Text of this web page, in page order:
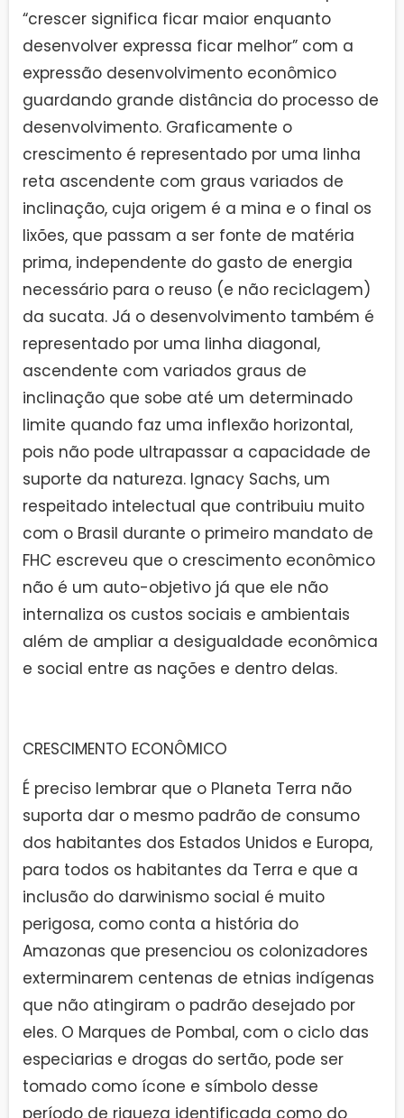
“crescer significa ficar maior enquanto
desenvolver expressa ficar melhor” com a
expressão desenvolvimento econômico
guardando grande distância do processo de
desenvolvimento. Graficamente o
crescimento é representado por uma linha
reta ascendente com graus variados de
inclinação, cuja origem é a mina e o final os
lixões, que passam a ser fonte de matéria
prima, independente do gasto de energia
necessário para o reuso (e não reciclagem)
da sucata. Já o desenvolvimento também é
representado por uma linha diagonal,
ascendente com variados graus de
inclinação que sobe até um determinado
limite quando faz uma inflexão horizontal,
pois não pode ultrapassar a capacidade de
suporte da natureza. Ignacy Sachs, um
respeitado intelectual que contribuiu muito
com o Brasil durante o primeiro mandato de
FHC escreveu que o crescimento econômico
não é um auto-objetivo já que ele não
internaliza os custos sociais e ambientais
além de ampliar a desigualdade econômica
e social entre as nações e dentro delas.
CRESCIMENTO ECONÔMICO
É preciso lembrar que o Planeta Terra não
suporta dar o mesmo padrão de consumo
dos habitantes dos Estados Unidos e Europa,
para todos os habitantes da Terra e que a
inclusão do darwinismo social é muito
perigosa, como conta a história do
Amazonas que presenciou os colonizadores
exterminarem centenas de etnias indígenas
que não atingiram o padrão desejado por
eles. O Marques de Pombal, com o ciclo das
especiarias e drogas do sertão, pode ser
tomado como ícone e símbolo desse